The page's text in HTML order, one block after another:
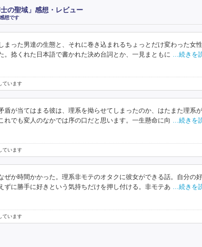
士の聖域」感想・レビュー
想です
まった男達の生態と、それに巻き込まれるちょっとだけ変わった女
。捻くれた日本語で書かれた決め台詞とか、一見まともに …続きを
ています
盾が当てはまる彼は、理系を拗らせてしまったのか、はたまた理系
れでも変人のなかでは序の口だと思います。一生懸命に向 …続きを
ています
ぜか時間かかった。理系非モテのオタクに彼女ができる話。自分の
ずに勝手に好きという気持ちだけを押し付ける。非モテあ …続きを
ています